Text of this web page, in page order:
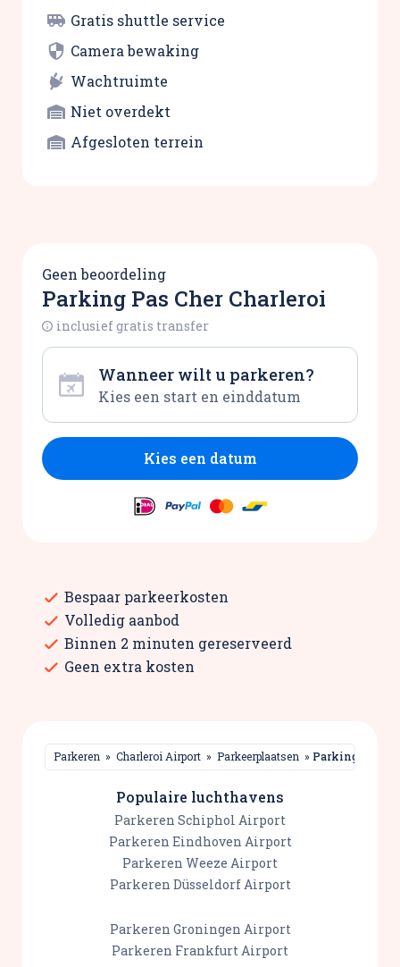
Gratis shuttle service
Camera bewaking
Wachtruimte
Niet overdekt
Afgesloten terrein
Geen beoordeling
Parking Pas Cher Charleroi
inclusief gratis transfer
Wanneer wilt u parkeren?
Kies een datum
Bespaar parkeerkosten
Volledig aanbod
Binnen 2 minuten gereserveerd
Geen extra kosten
Parkeren » Charleroi Airport » Parkeerplaatsen » Parking Pas
Populaire luchthavens
Parkeren Schiphol Airport
Parkeren Eindhoven Airport
Parkeren Weeze Airport
Parkeren Düsseldorf Airport
Parkeren Groningen Airport
Parkeren Frankfurt Airport